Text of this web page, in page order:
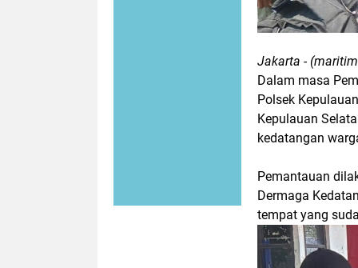
Jakarta -
Dalam masa
Polsek
Kepulauan
kedatangan
Pemantauan
Dermaga
tempat yang